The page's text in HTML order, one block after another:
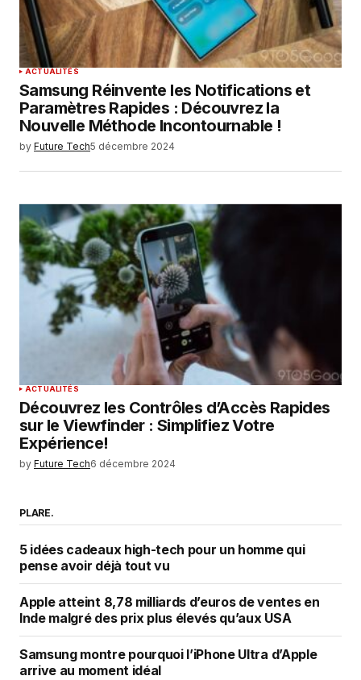
ACTUALITÉS
Samsung Réinvente les Notifications et
Paramètres Rapides : Découvrez la
Nouvelle Méthode Incontournable !
by Future Tech5 décembre 2024
ACTUALITÉS
Découvrez les Contrôles d’Accès Rapides
sur le Viewfinder : Simplifiez Votre
Expérience!
by Future Tech6 décembre 2024
PLARE.
5 idées cadeaux high-tech pour un homme qui
pense avoir déjà tout vu
Apple atteint 8,78 milliards d’euros de ventes en
Inde malgré des prix plus élevés qu’aux USA
Samsung montre pourquoi l’iPhone Ultra d’Apple
arrive au moment idéal